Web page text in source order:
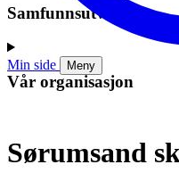
Min side Meny
Samfunnsutvikling
Vår organisasjon
Sørumsand